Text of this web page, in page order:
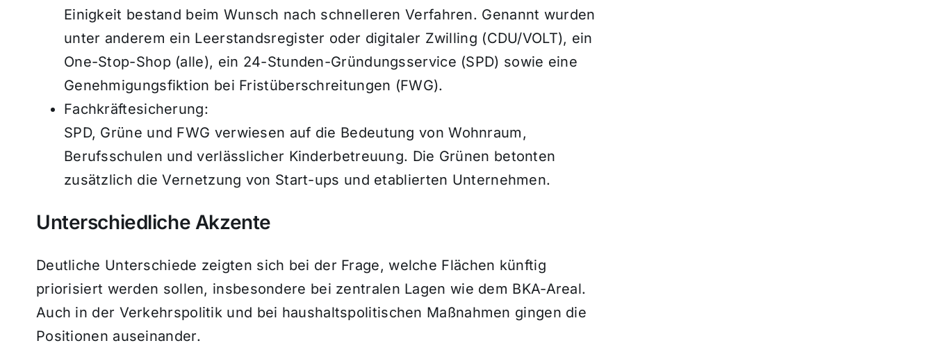
Einigkeit bestand beim Wunsch nach schnelleren Verfahren. Genannt wurden
unter anderem ein Leerstandsregister oder digitaler Zwilling (CDU/VOLT), ein
One-Stop-Shop (alle), ein 24-Stunden-Gründungsservice (SPD) sowie eine
Genehmigungsfiktion bei Fristüberschreitungen (FWG).
Fachkräftesicherung:
SPD, Grüne und FWG verwiesen auf die Bedeutung von Wohnraum,
Berufsschulen und verlässlicher Kinderbetreuung. Die Grünen betonten
zusätzlich die Vernetzung von Start-ups und etablierten Unternehmen.
Unterschiedliche Akzente
Deutliche Unterschiede zeigten sich bei der Frage, welche Flächen künftig
priorisiert werden sollen, insbesondere bei zentralen Lagen wie dem BKA-Areal.
Auch in der Verkehrspolitik und bei haushaltspolitischen Maßnahmen gingen die
Positionen auseinander.